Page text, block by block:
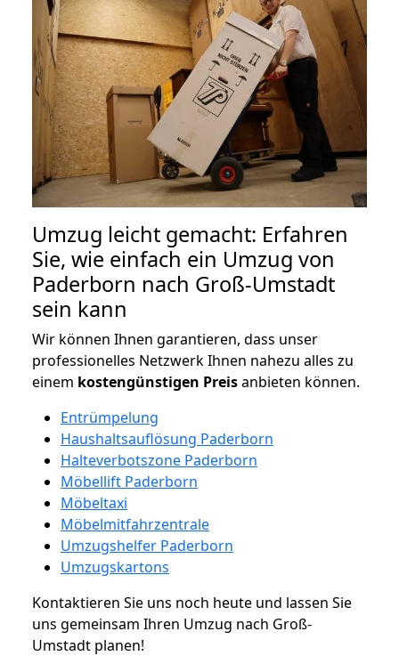
Umzug leicht gemacht: Erfahren
Sie, wie einfach ein Umzug von
Paderborn nach Groß-Umstadt
sein kann
Wir können Ihnen garantieren, dass unser
professionelles Netzwerk Ihnen nahezu alles zu
einem kostengünstigen Preisanbieten können.
Entrümpelung
Haushaltsauflösung Paderborn
Halteverbotszone Paderborn
Möbellift Paderborn
Möbeltaxi
Möbelmitfahrzentrale
Umzugshelfer Paderborn
Umzugskartons
Kontaktieren Sie uns noch heute und lassen Sie
uns gemeinsam Ihren Umzug nach Groß-
Umstadt planen!